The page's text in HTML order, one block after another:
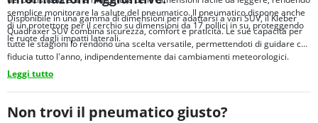
semplice monitorare la salute del pneumatico. Il pneumatico dispone anche
di un protettore per il cerchio su dimensioni da 17 pollici in su, proteggendo
le ruote dagli impatti laterali.
Disponibile in una gamma di dimensioni per adattarsi a vari SUV, il Kleber
Quadraxer SUV combina sicurezza, comfort e praticità. Le sue capacità per
tutte le stagioni lo rendono una scelta versatile, permettendoti di guidare con
fiducia tutto l'anno, indipendentemente dai cambiamenti meteorologici.
Leggi tutto
Non trovi il pneumatico giusto?